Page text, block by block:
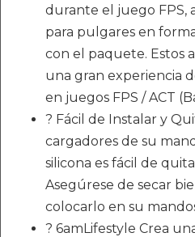
durante el juego FPS,
para pulgares en
con el paquete. Estos
una gran experiencia
en juegos FPS / ACT
? Fácil de Instalar y
cargadores de su
silicona es fácil de
Asegúrese de secar
colocarlo en su
? 6amLifestyle Crea